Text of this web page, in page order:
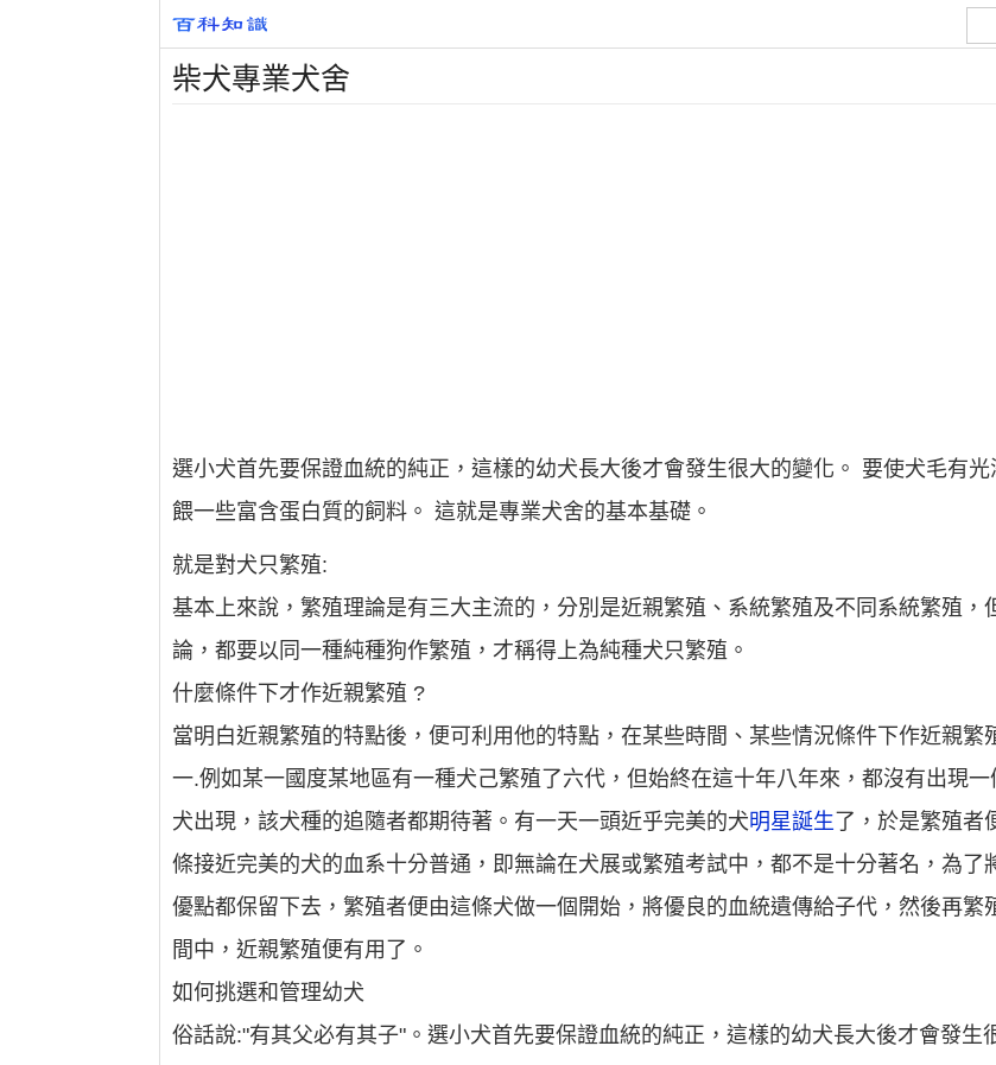
柴犬專業犬舍
選小犬首先要保證血統的純正，這樣的幼犬長大後才會發生很大的變化。 要使犬毛有
餵一些富含蛋白質的飼料。 這就是專業犬舍的基本基礎。
就是對犬只繁殖:
基本上來說，繁殖理論是有三大主流的，分別是近親繁殖、系統繁殖及不同系統繁殖，
論，都要以同一種純種狗作繁殖，才稱得上為純種犬只繁殖。
什麼條件下才作近親繁殖 ?
當明白近親繁殖的特點後，便可利用他的特點，在某些時間、某些情況條件下作近親繁
一.例如某一國度某地區有一種犬己繁殖了六代，但始終在這十年八年來，都沒有出現
犬出現，該犬種的追隨者都期待著。有一天一頭近乎完美的犬明星誕生 了，於是繁殖
條接近完美的犬的血系十分普通，即無論在犬展或繁殖考試中，都不是十分著名，為了
優點都保留下去，繁殖者便由這條犬做一個開始，將優良的血統遺傳給子代，然後再繁
間中，近親繁殖便有用了。
如何挑選和管理幼犬
俗話說:"有其父必有其子"。選小犬首先要保證血統的純正，這樣的幼犬長大後才會發生